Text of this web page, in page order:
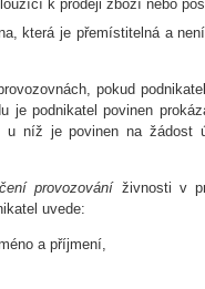
k prodeji zboží nebo
která je přemístitelná a
pokud
je podnikatel povinen
u níž je povinen na žádost
provozování živnosti v
uvede:
a příjmení,